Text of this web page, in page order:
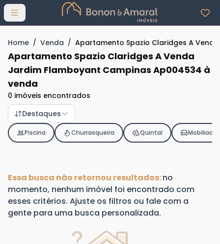
Abrir menu
Home / Venda / Apartamento Spazio Claridges A
Apartamento Spazio Claridges A Venda
Jardim Flamboyant Campinas Ap004534 à
venda
0 imóveis encontrados
Destaques
Piscina Churrasqueira Quintal Mobiliado
Essa busca não retornou resultados:no
momento, nenhum imóvel foi encontrado com
esses critérios. Ajuste os filtros ou fale com a
gente para uma busca personalizada.